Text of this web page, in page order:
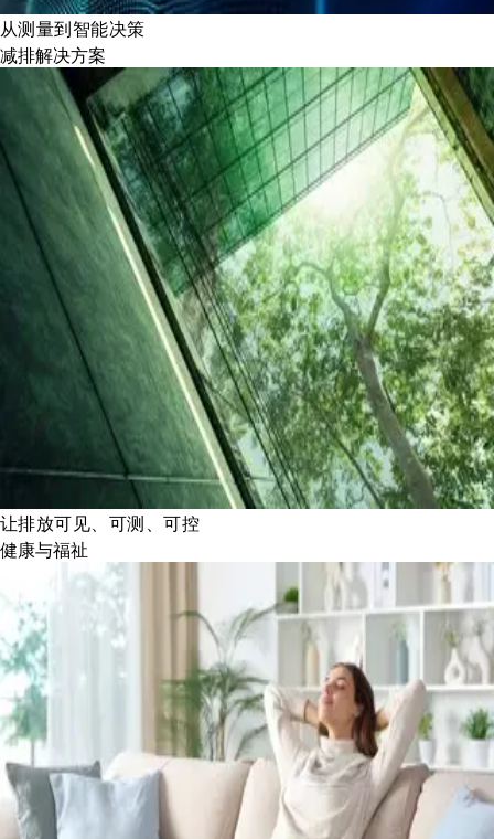
从测量到智能决策
减排解决方案
让排放可见、可测、可控
健康与福祉